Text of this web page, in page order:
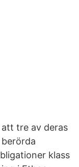
tre av deras
klass